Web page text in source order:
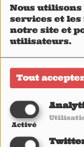
Nous
services et
notre site et
utilisateurs.
Tout
Activé